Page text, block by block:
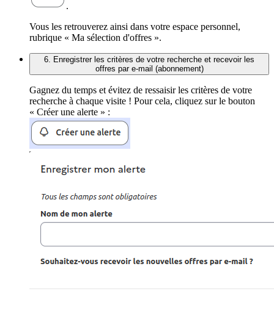
.
Vous les retrouverez ainsi dans votre espace personnel,
rubrique « Ma sélection d'offres ».
6. Enregistrer les critères de votre recherche et recevoir les
offres par e-mail (abonnement)
Gagnez du temps et évitez de ressaisir les critères de votre
recherche à chaque visite ! Pour cela, cliquez sur le bouton
« Créer une alerte » :